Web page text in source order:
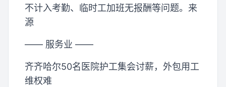
不计入考勤、临时工加班无报酬等问题。来
源
—— 服务业 ——
齐齐哈尔50名医院护工集会讨薪，外包用工
维权难